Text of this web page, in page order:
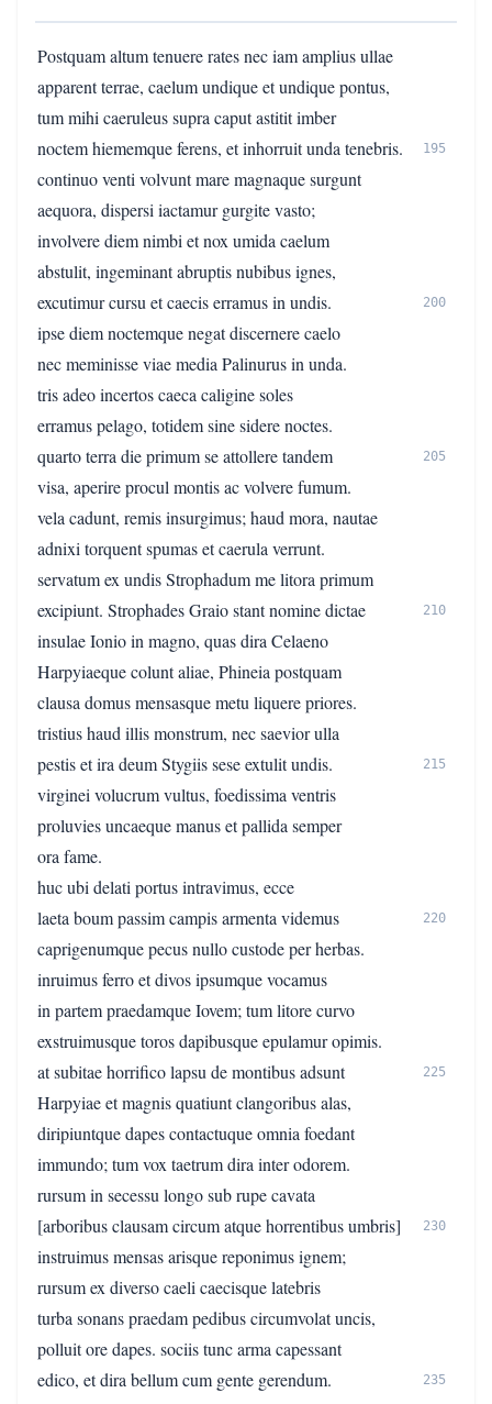
Postquam altum tenuere rates nec iam amplius ullae
apparent terrae, caelum undique et undique pontus,
tum mihi caeruleus supra caput astitit imber
noctem hiememque ferens, et inhorruit unda tenebris.
195
continuo venti volvunt mare magnaque surgunt
aequora, dispersi iactamur gurgite vasto;
involvere diem nimbi et nox umida caelum
abstulit, ingeminant abruptis nubibus ignes,
excutimur cursu et caecis erramus in undis.
200
ipse diem noctemque negat discernere caelo
nec meminisse viae media Palinurus in unda.
tris adeo incertos caeca caligine soles
erramus pelago, totidem sine sidere noctes.
quarto terra die primum se attollere tandem
205
visa, aperire procul montis ac volvere fumum.
vela cadunt, remis insurgimus; haud mora, nautae
adnixi torquent spumas et caerula verrunt.
servatum ex undis Strophadum me litora primum
excipiunt. Strophades Graio stant nomine dictae
210
insulae Ionio in magno, quas dira Celaeno
Harpyiaeque colunt aliae, Phineia postquam
clausa domus mensasque metu liquere priores.
tristius haud illis monstrum, nec saevior ulla
pestis et ira deum Stygiis sese extulit undis.
215
virginei volucrum vultus, foedissima ventris
proluvies uncaeque manus et pallida semper
ora fame.
huc ubi delati portus intravimus, ecce
laeta boum passim campis armenta videmus
220
caprigenumque pecus nullo custode per herbas.
inruimus ferro et divos ipsumque vocamus
in partem praedamque Iovem; tum litore curvo
exstruimusque toros dapibusque epulamur opimis.
at subitae horrifico lapsu de montibus adsunt
225
Harpyiae et magnis quatiunt clangoribus alas,
diripiuntque dapes contactuque omnia foedant
immundo; tum vox taetrum dira inter odorem.
rursum in secessu longo sub rupe cavata
[arboribus clausam circum atque horrentibus umbris]
230
instruimus mensas arisque reponimus ignem;
rursum ex diverso caeli caecisque latebris
turba sonans praedam pedibus circumvolat uncis,
polluit ore dapes. sociis tunc arma capessant
edico, et dira bellum cum gente gerendum.
235